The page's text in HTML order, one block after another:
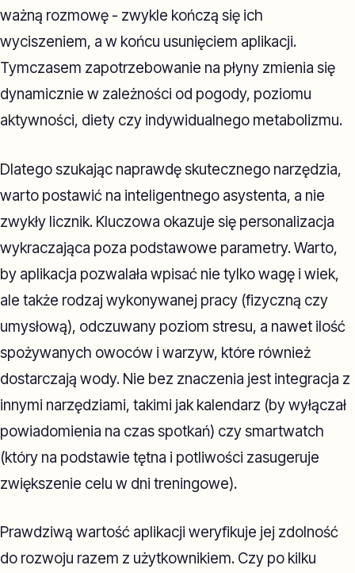
ważną rozmowę - zwykle kończą się ich
wyciszeniem, a w końcu usunięciem aplikacji.
Tymczasem zapotrzebowanie na płyny zmienia się
dynamicznie w zależności od pogody, poziomu
aktywności, diety czy indywidualnego metabolizmu.
Dlatego szukając naprawdę skutecznego narzędzia,
warto postawić na inteligentnego asystenta, a nie
zwykły licznik. Kluczowa okazuje się personalizacja
wykraczająca poza podstawowe parametry. Warto,
by aplikacja pozwalała wpisać nie tylko wagę i wiek,
ale także rodzaj wykonywanej pracy (fizyczną czy
umysłową), odczuwany poziom stresu, a nawet ilość
spożywanych owoców i warzyw, które również
dostarczają wody. Nie bez znaczenia jest integracja z
innymi narzędziami, takimi jak kalendarz (by wyłączał
powiadomienia na czas spotkań) czy smartwatch
(który na podstawie tętna i potliwości zasugeruje
zwiększenie celu w dni treningowe).
Prawdziwą wartość aplikacji weryfikuje jej zdolność
do rozwoju razem z użytkownikiem. Czy po kilku